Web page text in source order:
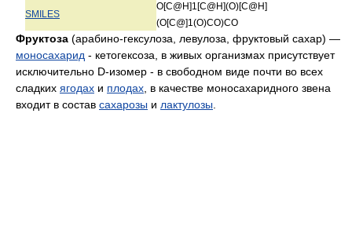
SMILES
O[C@H]1[C@H](O)[C@H]
(O[C@]1(O)CO)CO
Фруктоза (арабино-гексулоза, левулоза, фруктовый сахар) —
моносахарид - кетогексоза, в живых организмах присутствует
исключительно D-изомер - в свободном виде почти во всех
сладких ягодах и плодах , в качестве моносахаридного звена
входит в состав сахарозы и лактулозы